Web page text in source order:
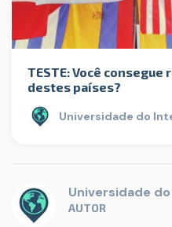
TESTE: Você
destes países?
Universidade do
Universidade
AUTOR